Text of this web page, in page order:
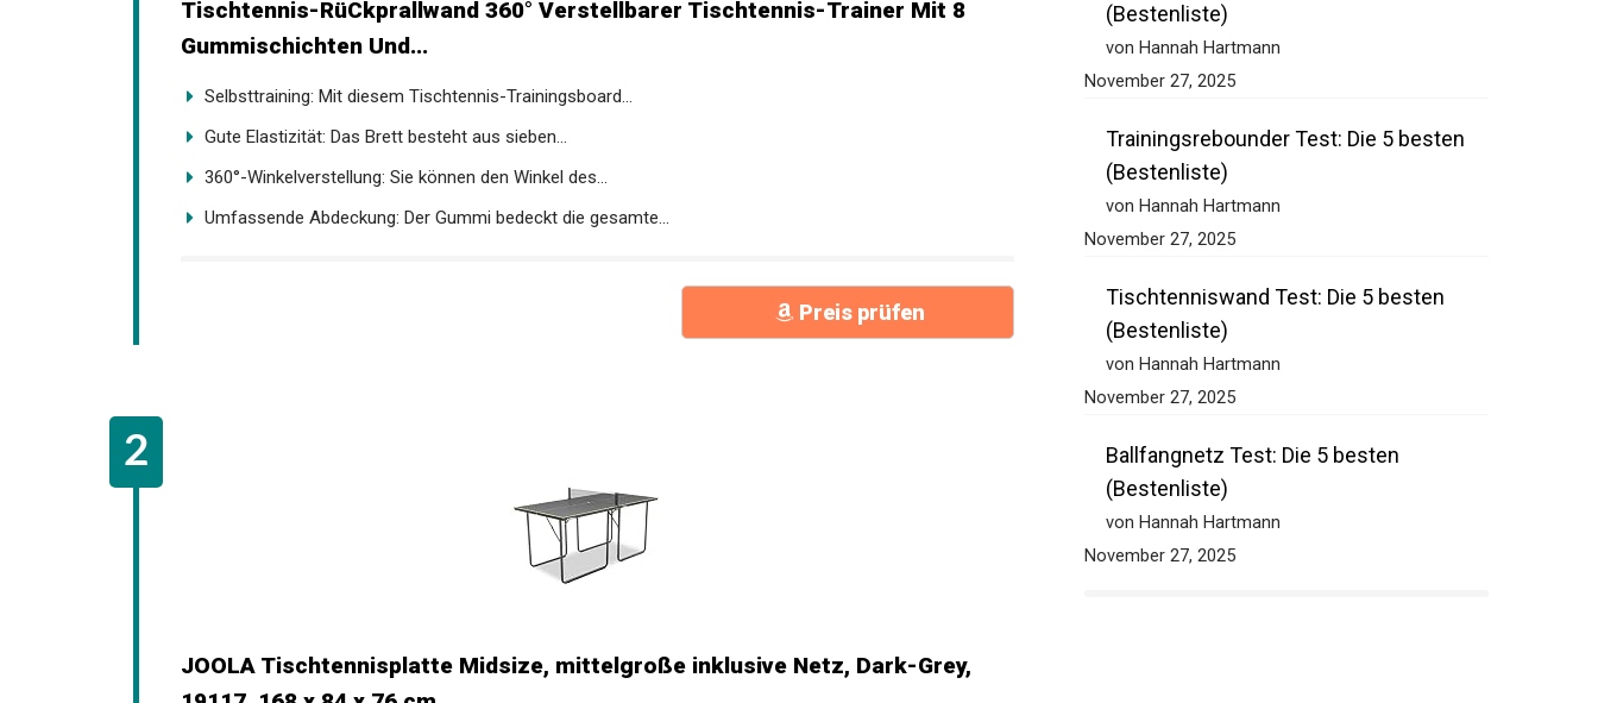
Tischtennis-RüCkprallwand 360° Verstellbarer Tischtennis-Trainer Mit 8
Gummischichten Und...
Selbsttraining: Mit diesem Tischtennis-Trainingsboard...
Gute Elastizität: Das Brett besteht aus sieben...
360°-Winkelverstellung: Sie können den Winkel des...
(Bestenliste)
von Hannah Hartmann
November 27, 2025
Trainingsrebounder Test: Die 5 besten
(Bestenliste)
von Hannah Hartmann
November 27, 2025
Tischtenniswand Test: Die 5 besten
(Bestenliste)
von Hannah Hartmann
November 27, 2025
Ballfangnetz Test: Die 5 besten
(Bestenliste)
von Hannah Hartmann
November 27, 2025